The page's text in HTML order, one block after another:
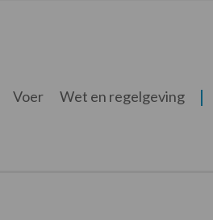
Voer Wet en regelgeving